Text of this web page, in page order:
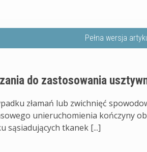
Pełna wersja
do zastosowania
złamań lub zwichnięć
unieruchomienia kończyny
sąsiadujących tkanek [...]